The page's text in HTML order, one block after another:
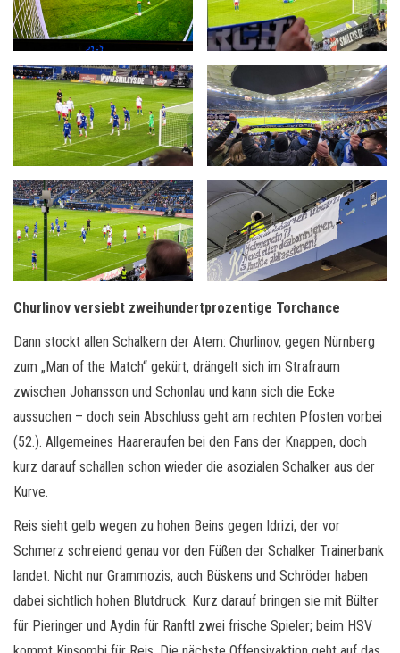
Churlinov versiebt zweihundertprozentige Torchance
Dann stockt allen Schalkern der Atem: Churlinov, gegen Nürnberg
zum „Man of the Match“ gekürt, drängelt sich im Strafraum
zwischen Johansson und Schonlau und kann sich die Ecke
aussuchen – doch sein Abschluss geht am rechten Pfosten vorbei
(52.). Allgemeines Haareraufen bei den Fans der Knappen, doch
kurz darauf schallen schon wieder die asozialen Schalker aus der
Kurve.
Reis sieht gelb wegen zu hohen Beins gegen Idrizi, der vor
Schmerz schreiend genau vor den Füßen der Schalker Trainerbank
landet. Nicht nur Grammozis, auch Büskens und Schröder haben
dabei sichtlich hohen Blutdruck. Kurz darauf bringen sie mit Bülter
für Pieringer und Aydin für Ranftl zwei frische Spieler; beim HSV